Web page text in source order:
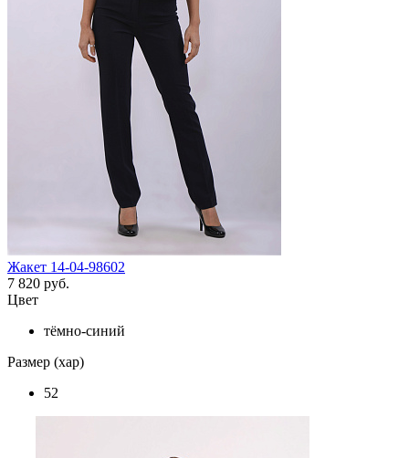
Жакет 14-04-98602
7 820 руб.
Цвет
тёмно-синий
Размер (хар)
52